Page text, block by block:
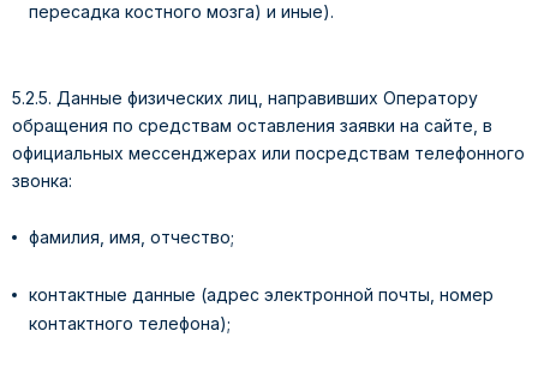
пересадка костного мозга) и иные).
5.2.5. Данные физических лиц, направивших Оператору
обращения по средствам оставления заявки на сайте, в
официальных мессенджерах или посредствам телефонного
звонка:
фамилия, имя, отчество;
контактные данные (адрес электронной почты, номер
контактного телефона);